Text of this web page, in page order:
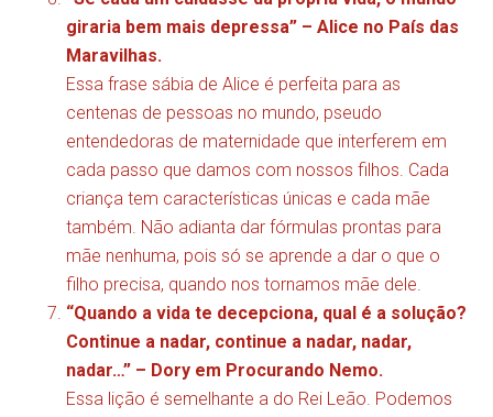
giraria bem mais depressa” – Alice no País das
Maravilhas.
Essa frase sábia de Alice é perfeita para as
centenas de pessoas no mundo, pseudo
entendedoras de maternidade que interferem em
cada passo que damos com nossos filhos. Cada
criança tem características únicas e cada mãe
também. Não adianta dar fórmulas prontas para
mãe nenhuma, pois só se aprende a dar o que o
filho precisa, quando nos tornamos mãe dele.
“Quando a vida te decepciona, qual é a solução?
Continue a nadar, continue a nadar, nadar,
nadar…” – Dory em Procurando Nemo.
Essa lição é semelhante a do Rei Leão. Podemos